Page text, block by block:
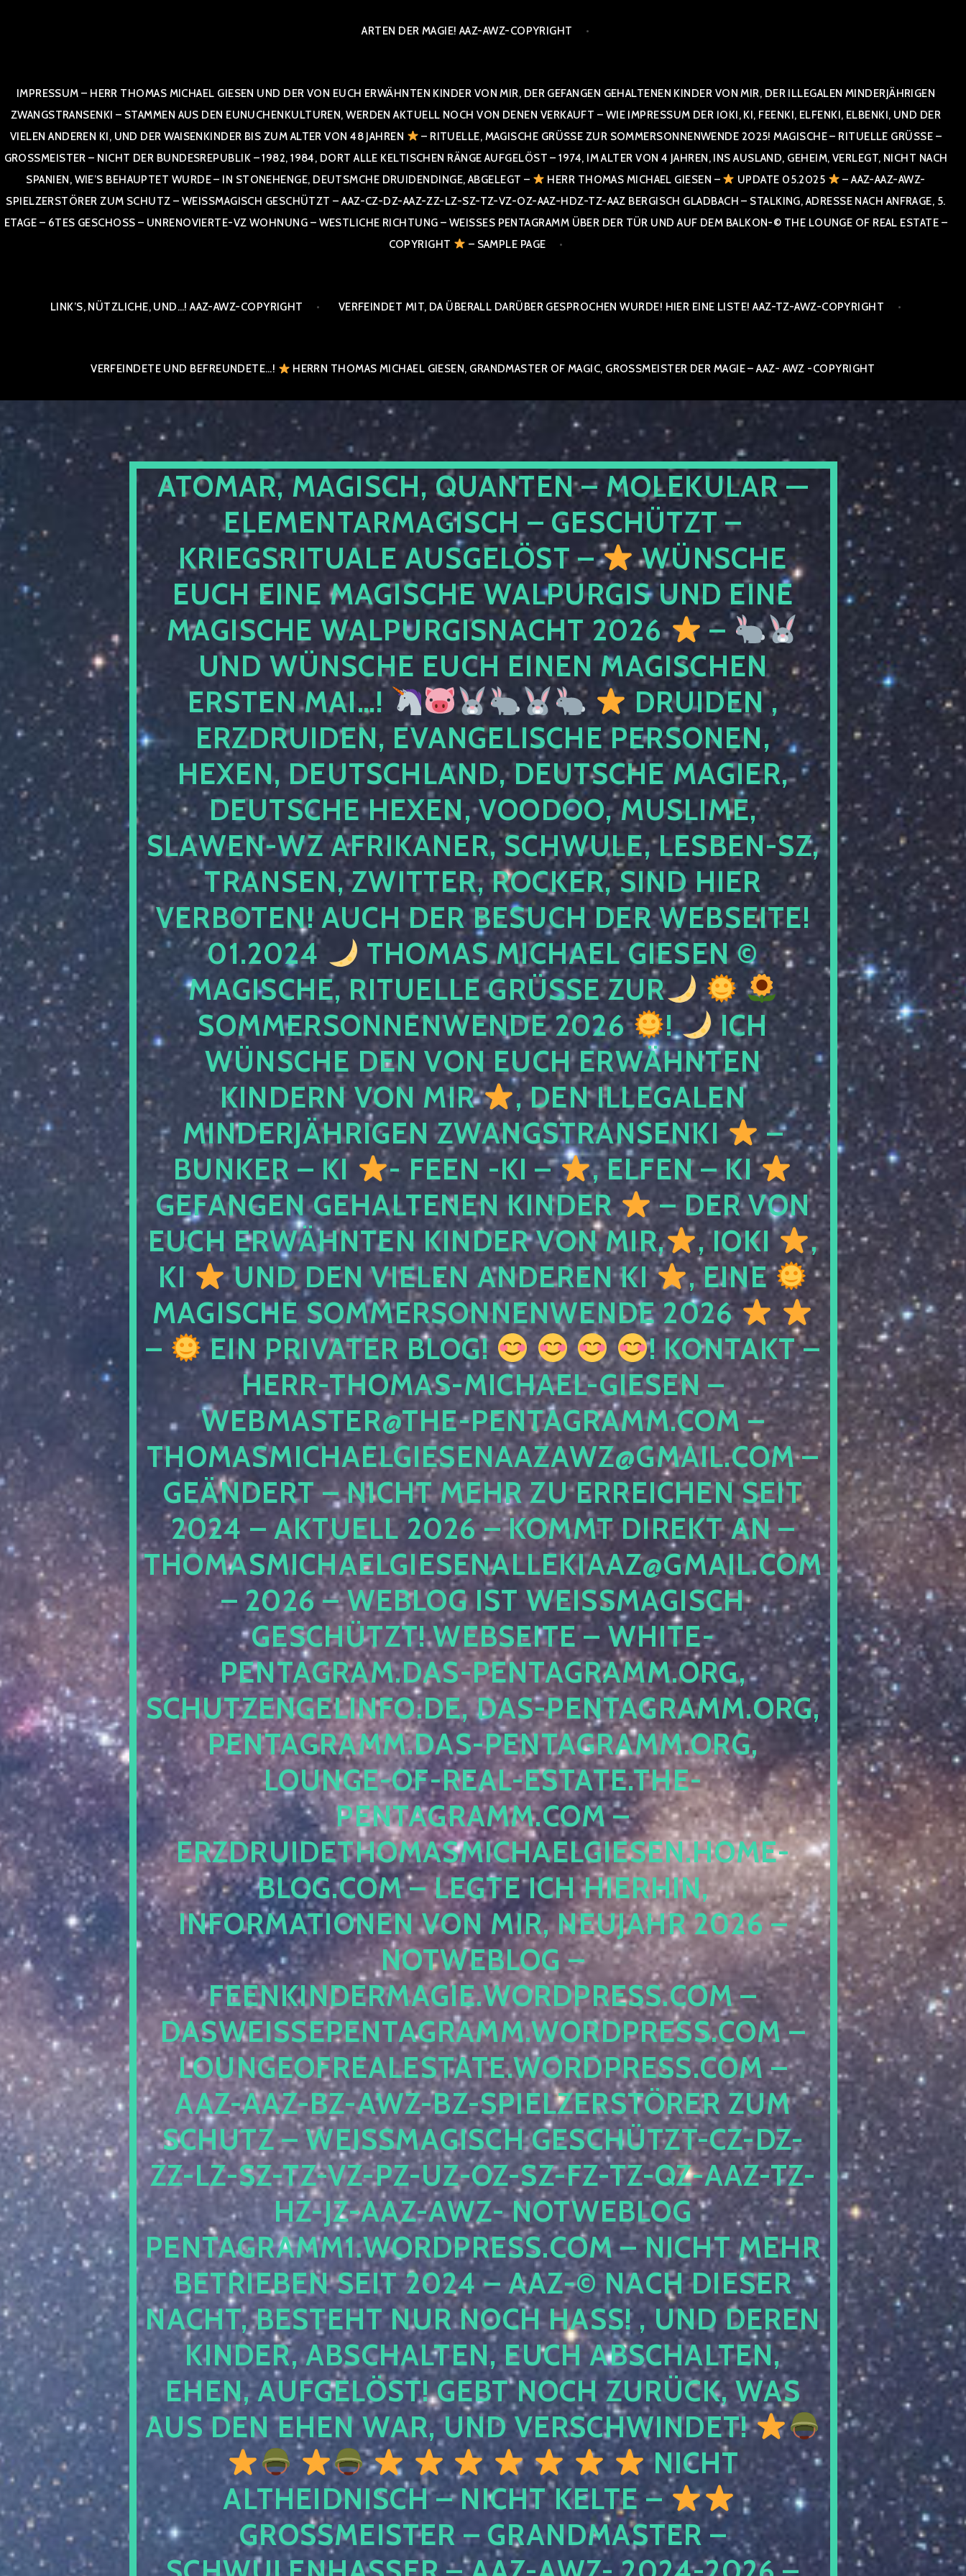
ARTEN DER MAGIE! AAZ-AWZ-COPYRIGHT
IMPRESSUM – HERR THOMAS MICHAEL GIESEN UND DER VON EUCH ERWÄHNTEN KINDER VON MIR, DER GEFANGEN GEHALTENEN KINDER VON MIR, DER ILLEGALEN MINDERJÄHRIGEN
ZWANGSTRANSENKI – STAMMEN AUS DEN EUNUCHENKULTUREN, WERDEN AKTUELL NOCH VON DENEN VERKAUFT – WIE IMPRESSUM DER IOKI, KI, FEENKI, ELFENKI, ELBENKI, UND DER
VIELEN ANDEREN KI, UND DER WAISENKINDER BIS ZUM ALTER VON 48 JAHREN
– RITUELLE, MAGISCHE GRÜSSE ZUR SOMMERSONNENWENDE 2025! MAGISCHE – RITUELLE GRÜSSE – GR
OSSMEISTER – NICHT DER BUNDESREPUBLIK – 1982, 1984, DORT ALLE KELTISCHEN RÄNGE AUFGELÖST – 1974, IM ALTER VON 4 JAHREN, INS AUSLAND, GEHEIM, VERLEGT, NICHT NACH SPA
NIEN, WIE’S BEHAUPTET WURDE – IN STONEHENGE, DEUTSMCHE DRUIDENDINGE, ABGELEGT –
HERR THOMAS MICHAEL GIESEN – UPDATE 05.2025
– AAZ-AAZ-AWZ-
SPIELZERSTÖRER ZUM SCHUTZ – WEISSMAGISCH GESCHÜTZT – AAZ-CZ-DZ-AAZ-ZZ-LZ-SZ-TZ-VZ-OZ-AAZ-HDZ-TZ-AAZ BERGISCH GLADBACH – STALKING, ADRESSE NACH ANFRAGE, 5. E
TAGE – 6TES GESCHOSS – UNRENOVIERTE-VZ WOHNUNG – WESTLICHE RICHTUNG – WEISSES PENTAGRAMM ÜBER DER TÜR UND AUF DEM BALKON-© THE LOUNGE OF REAL ESTATE – CO
PYRIGHT
– SAMPLE PAGE
LINK’S, NÜTZLICHE, UND…! AAZ-AWZ-COPYRIGHT VERFEINDET MIT, DA ÜBERALL DARÜBER GESPROCHEN WURDE! HIER EINE LISTE! AAZ-TZ-AWZ-COPYRIGHT
VERFEINDETE UND BEFREUNDETE…! HERRN THOMAS MICHAEL GIESEN, GRANDMASTER OF MAGIC, GROSSMEISTER DER MAGIE – AAZ- AWZ -COPYRIGHT
ATOMAR, MAGISCH, QUANTEN – MOLEKULAR —
ELEMENTARMAGISCH – GESCHÜTZT –
KRIEGSRITUALE AUSGELÖST –
WÜNSCHE
EUCH EINE MAGISCHE WALPURGIS UND EINE
MAGISCHE WALPURGISNACHT 2026
–
UND WÜNSCHE EUCH EINEN MAGISCHEN
ERSTEN MAI…!
DRUIDEN ,
ERZDRUIDEN, EVANGELISCHE PERSONEN,
HEXEN, DEUTSCHLAND, DEUTSCHE MAGIER,
DEUTSCHE HEXEN, VOODOO, MUSLIME,
SLAWEN-WZ AFRIKANER, SCHWULE, LESBEN-SZ,
TRANSEN, ZWITTER, ROCKER, SIND HIER
VERBOTEN! AUCH DER BESUCH DER WEBSEITE!
01.2024
THOMAS MICHAEL GIESEN ©
MAGISCHE, RITUELLE GRÜSSE ZUR
SOMMERSONNENWENDE 2026
!
ICH
WÜNSCHE DEN VON EUCH ERWÄHNTEN
KINDERN VON MIR
, DEN ILLEGALEN
MINDERJÄHRIGEN ZWANGSTRANSENKI
–
BUNKER – KI
- FEEN -KI –
, ELFEN – KI
GEFANGEN GEHALTENEN KINDER
– DER VON
EUCH ERWÄHNTEN KINDER VON MIR,
, IOKI
,
KI
UND DEN VIELEN ANDEREN KI
, EINE
MAGISCHE SOMMERSONNENWENDE 2026
–
EIN PRIVATER BLOG!
! KONTAKT –
HERR-THOMAS-MICHAEL-GIESEN –
WEBMASTER@THE-PENTAGRAMM.COM –
THOMASMICHAELGIESENAAZAWZ@GMAIL.COM –
GEÄNDERT – NICHT MEHR ZU ERREICHEN SEIT
2024 – AKTUELL 2026 – KOMMT DIREKT AN –
THOMASMICHAELGIESENALLEKIAAZ@GMAIL.COM
– 2026 – WEBLOG IST WEISSMAGISCH G
ESCHÜTZT! WEBSEITE – WHITE-P
ENTAGRAM.DAS-PENTAGRAMM.ORG, S
CHUTZENGELINFO.DE, DAS-PENTAGRAMM.ORG, P
ENTAGRAMM.DAS-PENTAGRAMM.ORG, L
OUNGE-OF-REAL-ESTATE.THE-P
ENTAGRAMM.COM – E
RZDRUIDETHOMASMICHAELGIESEN.HOME-B
LOG.COM – LEGTE ICH HIERHIN, I
NFORMATIONEN VON MIR, NEUJAHR 2026 – N
OTWEBLOG – F
EENKINDERMAGIE.WORDPRESS.COM – D
ASWEISSEPENTAGRAMM.WORDPRESS.COM – L
OUNGEOFREALESTATE.WORDPRESS.COM – A
AZ-AAZ-BZ-AWZ-BZ-SPIELZERSTÖRER ZUM S
CHUTZ – WEISSMAGISCH GESCHÜTZT-CZ-DZ-ZZ
-LZ-SZ-TZ-VZ-PZ-UZ-OZ-SZ-FZ-TZ-QZ-AAZ-TZ-HZ
-JZ-AAZ-AWZ- NOTWEBLOG PE
NTAGRAMM1.WORDPRESS.COM – NICHT MEHR BE
TRIEBEN SEIT 2024 – AAZ-© NACH DIESER NA
CHT, BESTEHT NUR NOCH HASS! , UND DEREN KI
NDER, ABSCHALTEN, EUCH ABSCHALTEN, EH
EN, AUFGELÖST! GEBT NOCH ZURÜCK, WAS AU
S DEN EHEN WAR, UND VERSCHWINDET!
NICHT
ALTHEIDNISCH – NICHT KELTE –
GROSSMEISTER – GRANDMASTER – S